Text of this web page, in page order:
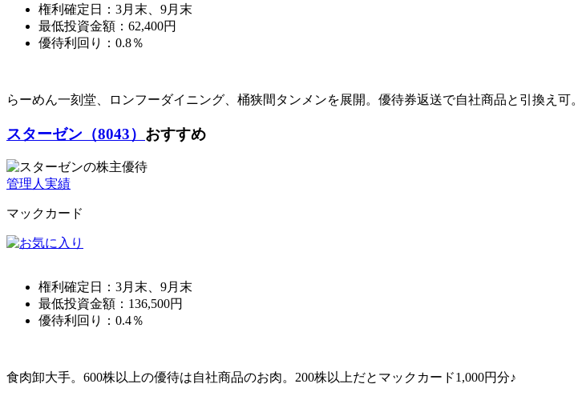
権利確定日： 3月末、9月末
最低投資金額： 62,400円
優待利回り： 0.8％
らーめん一刻堂、ロンフーダイニング、桶狭間タンメンを展開。優待券返送で自社商品と引換え可。
スターゼン（8043） おすすめ
管理人実績
マックカード
権利確定日： 3月末、9月末
最低投資金額： 136,500円
優待利回り： 0.4％
食肉卸大手。600株以上の優待は自社商品のお肉。200株以上だとマックカード1,000円分♪